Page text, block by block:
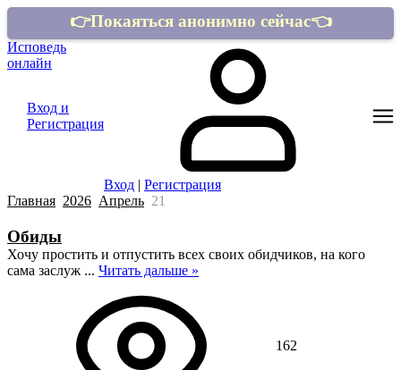
👉Покаяться анонимно сейчас👈
Исповедь
онлайн
Вход и
Регистрация
Вход | Регистрация
Главная 2026 Апрель 21
Обиды
Хочу простить и отпустить всех своих обидчиков, на кого
сама заслуж ... Читать дальше »
162